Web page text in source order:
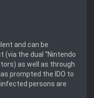
and can be
the dual “Nintendo
as well as through
prompted the IDO to
persons are